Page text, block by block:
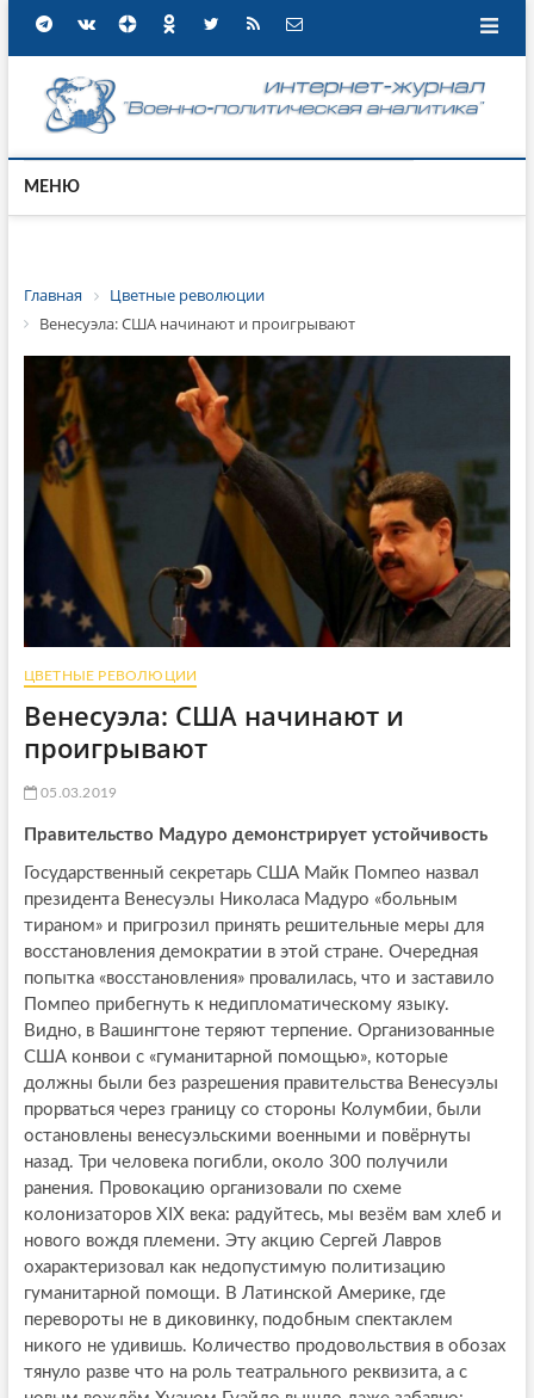
МЕНЮ
Главная
Цветные революции
Венесуэла: США начинают и проигрывают
ЦВЕТНЫЕ РЕВОЛЮЦИИ
Венесуэла: США начинают и
проигрывают
05.03.2019
Правительство Мадуро демонстрирует устойчивость
Государственный секретарь США Майк Помпео назвал
президента Венесуэлы Николаса Мадуро «больным
тираном» и пригрозил принять решительные меры для
восстановления демократии в этой стране. Очередная
попытка «восстановления» провалилась, что и заставило
Помпео прибегнуть к недипломатическому языку.
Видно, в Вашингтоне теряют терпение. Организованные
США конвои с «гуманитарной помощью», которые
должны были без разрешения правительства Венесуэлы
прорваться через границу со стороны Колумбии, были
остановлены венесуэльскими военными и повёрнуты
назад. Три человека погибли, около 300 получили
ранения. Провокацию организовали по схеме
колонизаторов XIX века: радуйтесь, мы везём вам хлеб и
нового вождя племени. Эту акцию Сергей Лавров
охарактеризовал как недопустимую политизацию
гуманитарной помощи. В Латинской Америке, где
перевороты не в диковинку, подобным спектаклем
никого не удивишь. Количество продовольствия в обозах
тянуло разве что на роль театрального реквизита, а с